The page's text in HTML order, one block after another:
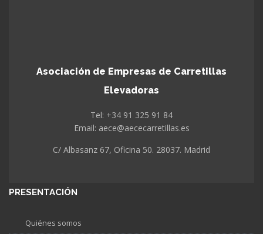
Asociación de Empresas de Carretillas
Elevadoras
Tel: +34 91 325 91 84
Email: aece@aececarretillas.es
C/ Albasanz 67, Oficina 50. 28037. Madrid
PRESENTACIÓN
Quiénes somos